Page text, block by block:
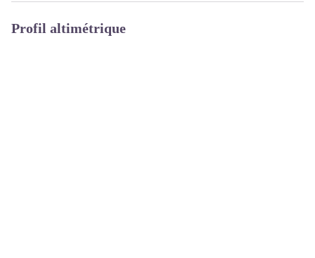
Profil altimétrique